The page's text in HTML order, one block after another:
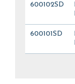
600102SD
600101SD